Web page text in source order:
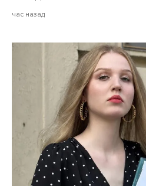
час назад